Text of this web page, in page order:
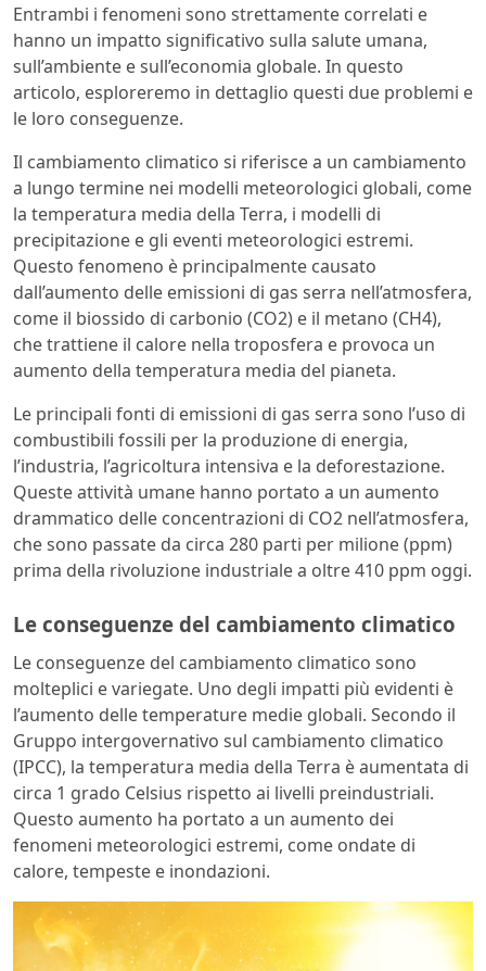
Entrambi i fenomeni sono strettamente correlati e
hanno un impatto significativo sulla salute umana,
sull’ambiente e sull’economia globale. In questo
articolo, esploreremo in dettaglio questi due problemi e
le loro conseguenze.
Il cambiamento climatico si riferisce a un cambiamento
a lungo termine nei modelli meteorologici globali, come
la temperatura media della Terra, i modelli di
precipitazione e gli eventi meteorologici estremi.
Questo fenomeno è principalmente causato
dall’aumento delle emissioni di gas serra nell’atmosfera,
come il biossido di carbonio (CO2) e il metano (CH4),
che trattiene il calore nella troposfera e provoca un
aumento della temperatura media del pianeta.
Le principali fonti di emissioni di gas serra sono l’uso di
combustibili fossili per la produzione di energia,
l’industria, l’agricoltura intensiva e la deforestazione.
Queste attività umane hanno portato a un aumento
drammatico delle concentrazioni di CO2 nell’atmosfera,
che sono passate da circa 280 parti per milione (ppm)
prima della rivoluzione industriale a oltre 410 ppm oggi.
Le conseguenze del cambiamento climatico
Le conseguenze del cambiamento climatico sono
molteplici e variegate. Uno degli impatti più evidenti è
l’aumento delle temperature medie globali. Secondo il
Gruppo intergovernativo sul cambiamento climatico
(IPCC), la temperatura media della Terra è aumentata di
circa 1 grado Celsius rispetto ai livelli preindustriali.
Questo aumento ha portato a un aumento dei
fenomeni meteorologici estremi, come ondate di
calore, tempeste e inondazioni.